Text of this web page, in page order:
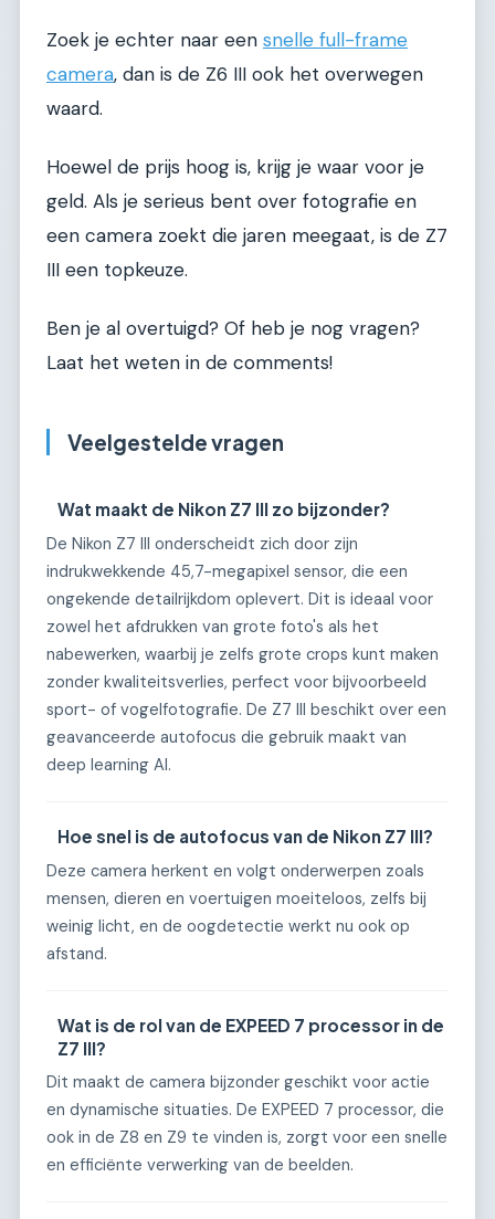
Zoek je echter naar een snelle full-frame
camera, dan is de Z6 III ook het overwegen
waard.
Hoewel de prijs hoog is, krijg je waar voor je
geld. Als je serieus bent over fotografie en
een camera zoekt die jaren meegaat, is de Z7
III een topkeuze.
Ben je al overtuigd? Of heb je nog vragen?
Laat het weten in de comments!
Veelgestelde vragen
Wat maakt de Nikon Z7 III zo bijzonder?
De Nikon Z7 III onderscheidt zich door zijn
indrukwekkende 45,7-megapixel sensor, die een
ongekende detailrijkdom oplevert. Dit is ideaal voor
zowel het afdrukken van grote foto's als het
nabewerken, waarbij je zelfs grote crops kunt maken
zonder kwaliteitsverlies, perfect voor bijvoorbeeld
sport- of vogelfotografie. De Z7 III beschikt over een
geavanceerde autofocus die gebruik maakt van
deep learning AI.
Hoe snel is de autofocus van de Nikon Z7 III?
Deze camera herkent en volgt onderwerpen zoals
mensen, dieren en voertuigen moeiteloos, zelfs bij
weinig licht, en de oogdetectie werkt nu ook op
afstand.
Wat is de rol van de EXPEED 7 processor in de
Z7 III?
Dit maakt de camera bijzonder geschikt voor actie
en dynamische situaties. De EXPEED 7 processor, die
ook in de Z8 en Z9 te vinden is, zorgt voor een snelle
en efficiënte verwerking van de beelden.